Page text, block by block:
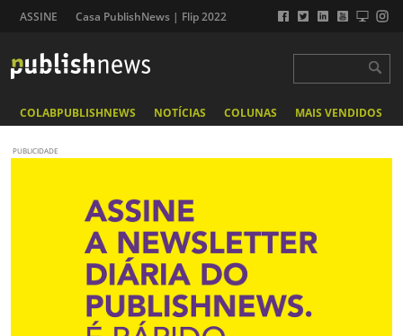
ASSINE Casa PublishNews | Flip 2022
COLABPUBLISHNEWS NOTÍCIAS COLUNAS MAIS VENDIDOS
PUBLICIDADE